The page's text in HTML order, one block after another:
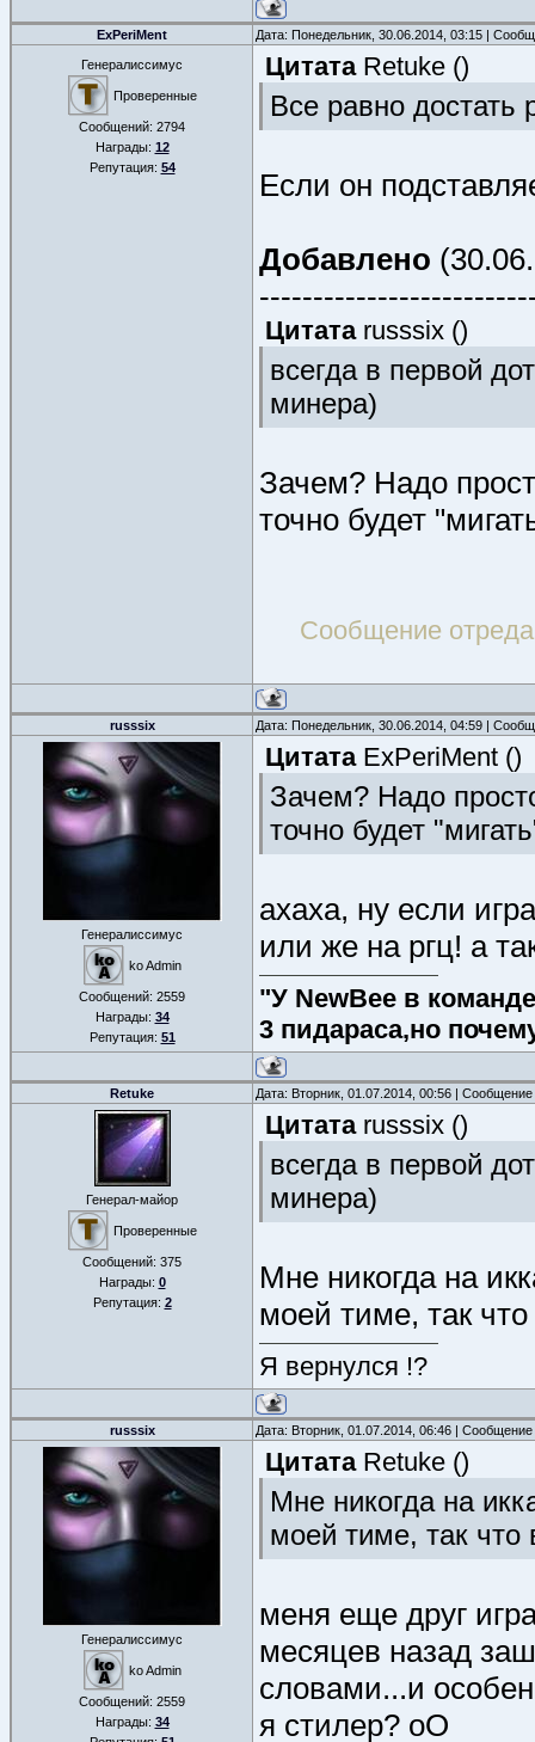
ExPeriMent Дата: Понедельник, 30.06.2014, 03:15 |
Генералиссимус
Проверенные
Сообщений: 2794
Награды: 12
Репутация: 54
Цитата Retuke ()
Все равно достать
Если он
Добавлено
Цитата russsix ()
всегда в первой
минера)
Зачем? Надо
точно будет
Сообщение
russsix Дата: Понедельник, 30.06.2014, 04:59 |
Генералиссимус
ko Admin
Сообщений: 2559
Награды: 34
Репутация: 51
Цитата ExPeriMent ()
Зачем? Надо
точно будет
ахаха, ну если
или же на ргц! а
"У NewBee в
3 пидараса,но
Retuke Дата: Вторник, 01.07.2014, 00:56 |
Генерал-майор
Проверенные
Сообщений: 375
Награды: 0
Репутация: 2
Цитата russsix ()
всегда в первой
минера)
Мне никогда на
моей тиме, так
Я вернулся !?
russsix Дата: Вторник, 01.07.2014, 06:46 |
Генералиссимус
ko Admin
Сообщений: 2559
Награды: 34
Цитата Retuke ()
Мне никогда на
моей тиме, так что
меня еще друг
месяцев назад
словами...и
я стилер? оО